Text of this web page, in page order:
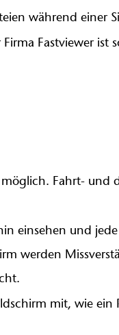
während einer
Fastviewer ist
Fahrt- und
einsehen und
werden
mit, wie